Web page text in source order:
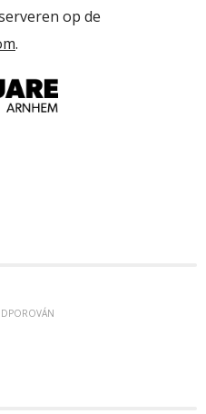
op de
.